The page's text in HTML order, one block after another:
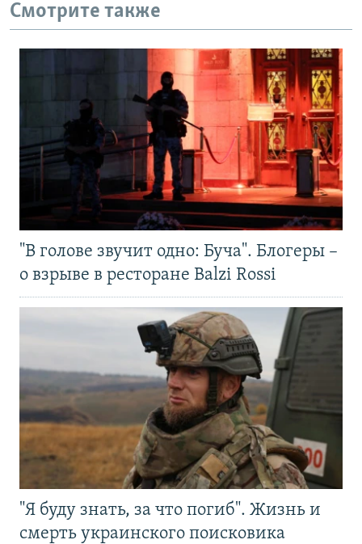
Смотрите также
"В голове звучит одно: Буча". Блогеры –
о взрыве в ресторане Balzi Rossi
"Я буду знать, за что погиб". Жизнь и
смерть украинского поисковика